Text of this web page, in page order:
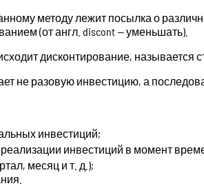
методу лежит посылка о
(от англ. discont — уменьшать).
дисконтирование, называется
не разовую инвестицию, а
инвестиций;
инвестиций в момент
месяц и т. д.);